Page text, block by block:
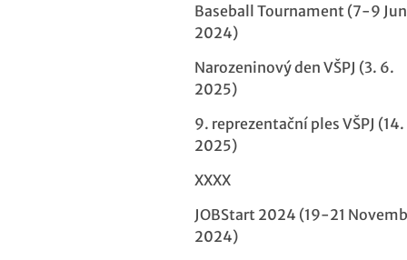
Baseball Tournament (7-9
2024)
Narozeninový den VŠPJ (3. 6.
2025)
9. reprezentační ples VŠPJ (14.
2025)
XXXX
JOBStart 2024 (19-21
2024)